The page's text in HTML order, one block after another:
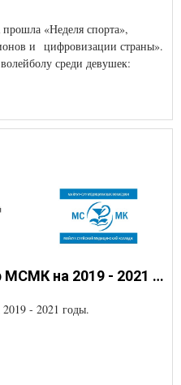
«Неделя спорта»,
и цифровизации страны».
среди девушек:
Коллективный договор МСМК на 2019 - 2021 годы.
- 2021 годы.